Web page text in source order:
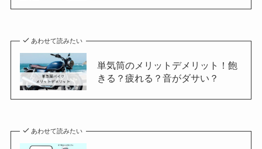
あわせて読みたい
単気筒のメリットデメリット！飽
きる？疲れる？音がダサい？
あわせて読みたい